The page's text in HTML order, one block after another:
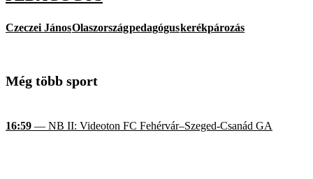
Czeczei JánosOlaszországpedagóguskerékpározás
Még több sport
16:59 — NB II: Videoton FC Fehérvár–Szeged-Csanád GA